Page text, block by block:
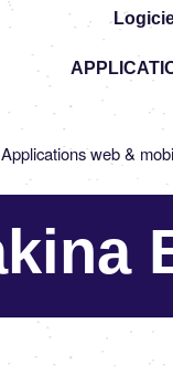
Top
Main
navigation
Applications web &